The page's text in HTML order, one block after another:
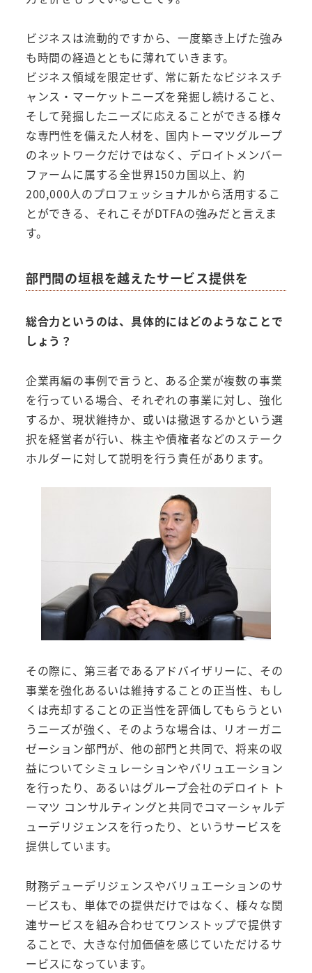
ビジネスは流動的ですから、一度築き上げた強み
も時間の経過とともに薄れていきます。
ビジネス領域を限定せず、常に新たなビジネスチ
ャンス・マーケットニーズを発掘し続けること、
そして発掘したニーズに応えることができる様々
な専門性を備えた人材を、国内トーマツグループ
のネットワークだけではなく、デロイトメンバー
ファームに属する全世界150カ国以上、約
200,000人のプロフェッショナルから活用するこ
とができる、それこそがDTFAの強みだと言えま
す。
部門間の垣根を越えたサービス提供を
総合力というのは、具体的にはどのようなことで
しょう？
企業再編の事例で言うと、ある企業が複数の事業
を行っている場合、それぞれの事業に対し、強化
するか、現状維持か、或いは撤退するかという選
択を経営者が行い、株主や債権者などのステーク
ホルダーに対して説明を行う責任があります。
その際に、第三者であるアドバイザリーに、その
事業を強化あるいは維持することの正当性、もし
くは売却することの正当性を評価してもらうとい
うニーズが強く、そのような場合は、リオーガニ
ゼーション部門が、他の部門と共同で、将来の収
益についてシミュレーションやバリュエーション
を行ったり、あるいはグループ会社のデロイト ト
ーマツ コンサルティングと共同でコマーシャルデ
ューデリジェンスを行ったり、というサービスを
提供しています。
財務デューデリジェンスやバリュエーションのサ
ービスも、単体での提供だけではなく、様々な関
連サービスを組み合わせてワンストップで提供す
ることで、大きな付加価値を感じていただけるサ
ービスになっています。